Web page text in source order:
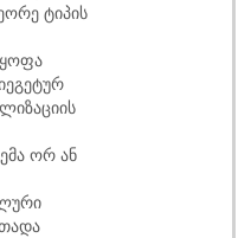
ტიპის
ორ ან